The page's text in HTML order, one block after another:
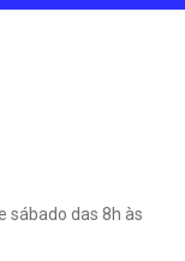
sábado das 8h às